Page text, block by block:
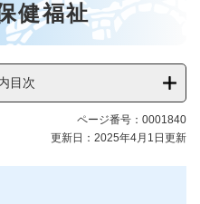
健福祉
目次
ページ番号：0001840
更新日：2025年4月1日更新